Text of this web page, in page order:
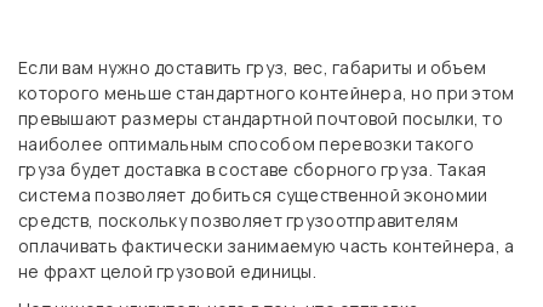
Если вам нужно доставить груз, вес, габариты и объем
которого меньше стандартного контейнера, но при этом
превышают размеры стандартной почтовой посылки, то
наиболее оптимальным способом перевозки такого
груза будет доставка в составе сборного груза. Такая
система позволяет добиться существенной экономии
средств, поскольку позволяет грузоотправителям
оплачивать фактически занимаемую часть контейнера, а
не фрахт целой грузовой единицы.